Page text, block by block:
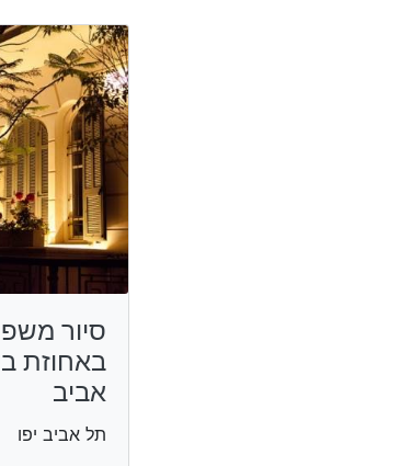
סיור
באחוזת
אביב
תל אביב יפו